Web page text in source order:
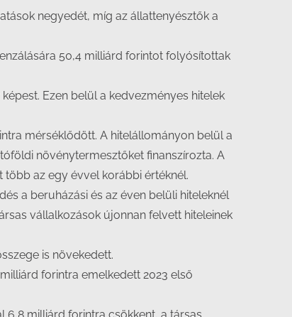
negyedét, míg az állattenyésztők a
50,4 milliárd forintot folyósítottak
Ezen belül a kedvezményes hitelek
mérséklődött. A hitelállományon belül a
növénytermesztőket finanszírozta. A
az egy évvel korábbi értéknél.
a beruházási és az éven belüli hiteleknél
vállalkozások újonnan felvett hiteleinek
is növekedett.
forintra emelkedett 2023 első